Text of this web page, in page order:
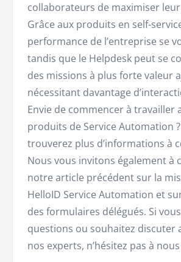
collaborateurs de maximiser
Grâce aux produits en self-
performance de l’entreprise se
tandis que le Helpdesk peut se
des missions à plus forte valeur
nécessitant davantage
Envie de commencer à travailler
produits de Service Automation
trouverez plus d’informations à
Nous vous invitons également à
notre article précédent sur la
HelloID Service Automation et
des formulaires délégués. Si
questions ou souhaitez discuter
nos experts, n’hésitez pas à nous